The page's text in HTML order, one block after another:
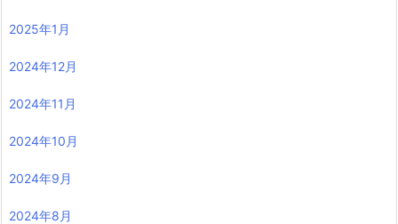
2025年1月
2024年12月
2024年11月
2024年10月
2024年9月
2024年8月